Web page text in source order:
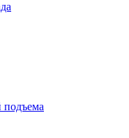
подъема